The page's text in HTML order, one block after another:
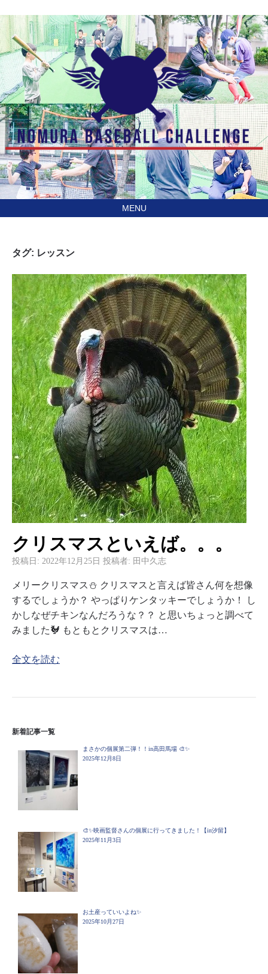
あなたの住んでる地域に
行きます！
訪問型野球教室野村ベースボールチャレンジ（NBC）
タグ: レッスン
クリスマスといえば。。。
投稿日: 2022年12月25日 投稿者: 田中久志
メリークリスマス⛄ クリスマスと言えば皆さん何を想像
するでしょうか？ やっぱりケンタッキーでしょうか！ し
かしなぜチキンなんだろうな？？ と思いちょっと調べて
みました🐓 もともとクリスマスは…
全文を読む
新着記事一覧
まさかの個展第二弾！！in高田馬場 🎨✨
2025年12月8日
🎨✨映画監督さんの個展に行ってきました！【in汐留】
2025年11月3日
お土産っていいよね✨
2025年10月27日